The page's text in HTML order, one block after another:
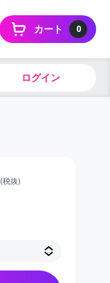
0
カート
ログイン
(税抜)